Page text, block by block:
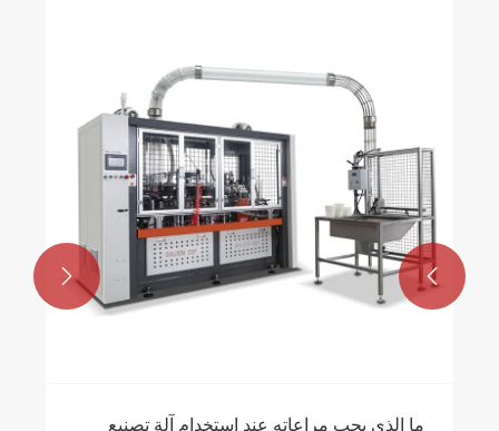
ما الذي يجب مراعاته عند استخدام آلة تصنيع

